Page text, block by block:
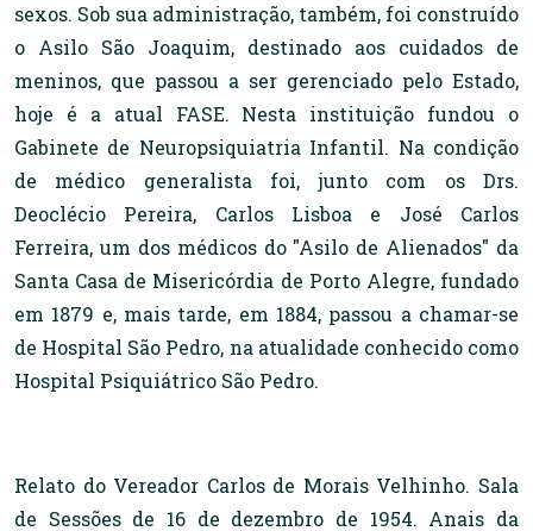
sexos. Sob sua administração, também, foi construído
o Asilo São Joaquim, destinado aos cuidados de
meninos, que passou a ser gerenciado pelo Estado,
hoje é a atual FASE. Nesta instituição fundou o
Gabinete de Neuropsiquiatria Infantil. Na condição
de médico generalista foi, junto com os Drs.
Deoclécio Pereira, Carlos Lisboa e José Carlos
Ferreira, um dos médicos do "Asilo de Alienados" da
Santa Casa de Misericórdia de Porto Alegre, fundado
em 1879 e, mais tarde, em 1884, passou a chamar-se
de Hospital São Pedro, na atualidade conhecido como
Hospital Psiquiátrico São Pedro.
Relato do Vereador Carlos de Morais Velhinho. Sala
de Sessões de 16 de dezembro de 1954. Anais da